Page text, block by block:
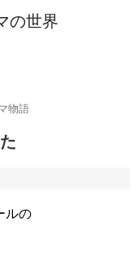
の世界
物語
ルの